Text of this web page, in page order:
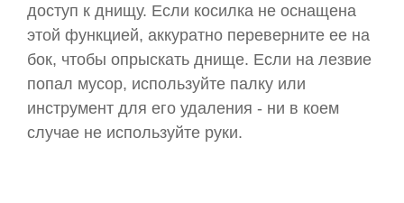
доступ к днищу. Если косилка не оснащена
этой функцией, аккуратно переверните ее на
бок, чтобы опрыскать днище. Если на лезвие
попал мусор, используйте палку или
инструмент для его удаления - ни в коем
случае не используйте руки.